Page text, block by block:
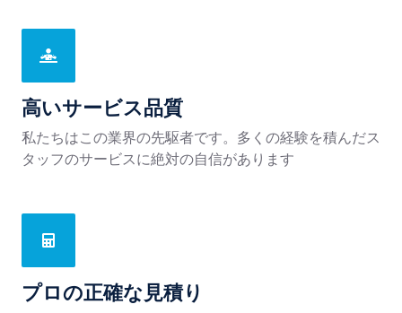
高いサービス品質
私たちはこの業界の先駆者です。多くの経験を積んだス
タッフのサービスに絶対の自信があります
プロの正確な見積り